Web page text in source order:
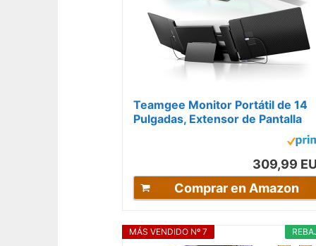
Teamgee Monitor Portátil de 14
Pulgadas, Extensor de Pantalla
FHD IPS para Laptop con
309,99
Comprar en Amazon
MÁS VENDIDO Nº 7